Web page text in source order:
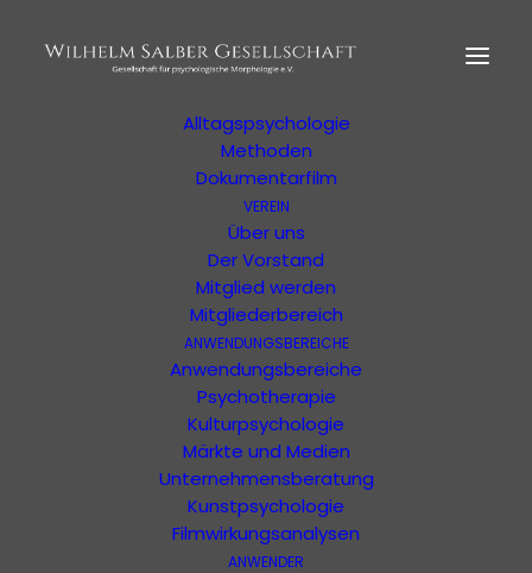
MORPHOLOGIE
Der Begründer
Alltagspsychologie
Methoden
Dokumentarfilm
VEREIN
Über uns
Der Vorstand
Mitglied werden
Mitgliederbereich
ANWENDUNGSBEREICHE
Anwendungsbereiche
Psychotherapie
Kulturpsychologie
Märkte und Medien
Unternehmensberatung
Kunstpsychologie
Filmwirkungsanalysen
ANWENDER
Eine Veranstaltung der WSG oder von
unterstützten Organisationen
Veranstaltungs-
Kalender